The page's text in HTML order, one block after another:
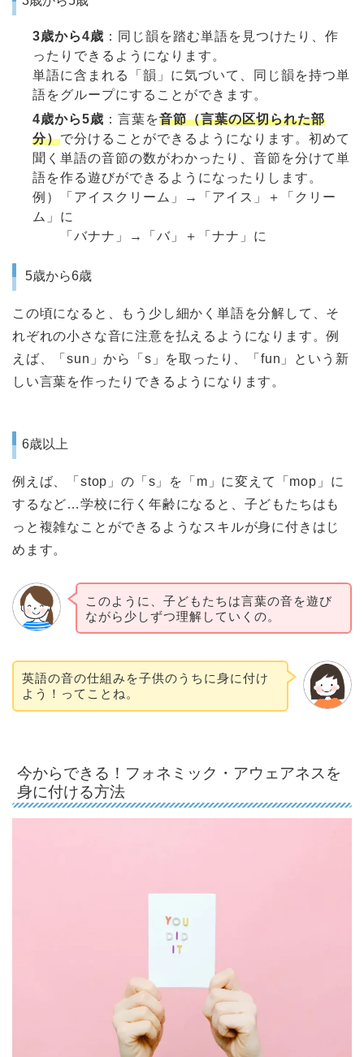
3歳から4歳 ：同じ韻を踏む単語を見つけたり、作
ったりできるようになります。
単語に含まれる「韻」に気づいて、同じ韻を持つ単
語をグループにすることができます。
4歳から5歳 ：言葉を音節（言葉の区切られた部
分）で分けることができるようになります。初めて
聞く単語の音節の数がわかったり、音節を分けて単
語を作る遊びができるようになったりします。
例）「アイスクリーム」→「アイス」＋「クリー
ム」に
「バナナ」→「バ」＋「ナナ」に
5歳から6歳
この頃になると、もう少し細かく単語を分解して、そ
れぞれの小さな音に注意を払えるようになります。例
えば、「sun」から「s」を取ったり、「fun」という新
しい言葉を作ったりできるようになります。
6歳以上
例えば、「stop」の「s」を「m」に変えて「mop」に
するなど…学校に行く年齢になると、子どもたちはも
っと複雑なことができるようなスキルが身に付きはじ
めます。
このように、子どもたちは言葉の音を遊び
ながら少しずつ理解していくの。
英語の音の仕組みを子供のうちに身に付け
よう！ってことね。
今からできる！フォネミック・アウェアネスを
身に付ける方法